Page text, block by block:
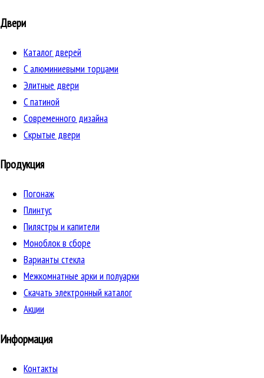
Двери
Каталог дверей
C алюминиевыми торцами
Элитные двери
C патиной
Cовременного дизайна
Скрытые двери
Продукция
Погонаж
Плинтус
Пилястры и капители
Моноблок в сборе
Варианты стекла
Межкомнатные арки и полуарки
Скачать электронный каталог
Акции
Информация
Контакты